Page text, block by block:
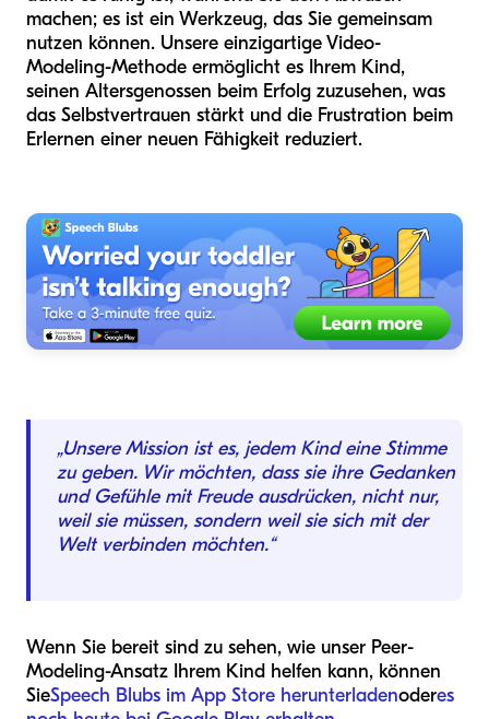
machen; es ist ein Werkzeug, das Sie gemeinsam
nutzen können. Unsere einzigartige Video-
Modeling-Methode ermöglicht es Ihrem Kind,
seinen Altersgenossen beim Erfolg zuzusehen, was
das Selbstvertrauen stärkt und die Frustration beim
Erlernen einer neuen Fähigkeit reduziert.
„Unsere Mission ist es, jedem Kind eine Stimme
zu geben. Wir möchten, dass sie ihre Gedanken
und Gefühle mit Freude ausdrücken, nicht nur,
weil sie müssen, sondern weil sie sich mit der
Welt verbinden möchten.“
Wenn Sie bereit sind zu sehen, wie unser Peer-
Modeling-Ansatz Ihrem Kind helfen kann, können
SieSpeech Blubs im App Store herunterladenoderes